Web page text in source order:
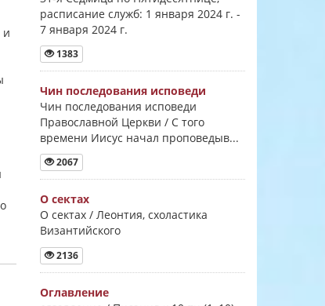
и
расписание служб: 1 января 2024 г. -
7 января 2024 г.
1383
Чин последования исповеди
Чин последования исповеди
Православной Церкви / С того
времени Иисус начал проповедыв...
2067
О сектах
О сектах / Леонтия, схоластика
Византийского
2136
Оглавление